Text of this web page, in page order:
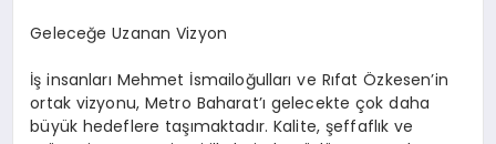
Geleceğe Uzanan Vizyon
İş insanları Mehmet İsmailoğulları ve Rıfat Özkesen’in
ortak vizyonu, Metro Baharat’ı gelecekte çok daha
büyük hedeflere taşımaktadır. Kalite, şeffaflık ve